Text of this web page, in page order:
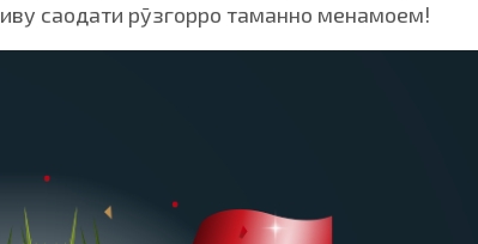
саодати рӯзгорро таманно менамоем!